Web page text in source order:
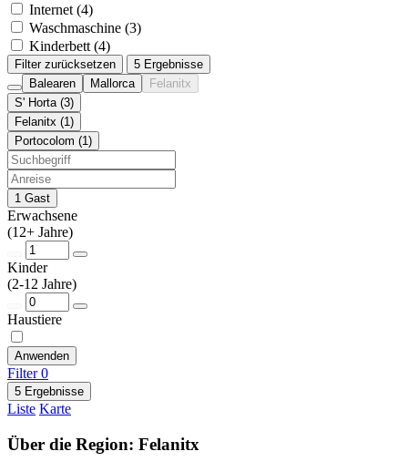
Internet (4)
Waschmaschine (3)
Kinderbett (4)
Filter zurücksetzen
5 Ergebnisse
Balearen
Mallorca
Felanitx
S' Horta (3)
Felanitx (1)
Portocolom (1)
1 Gast
Erwachsene
(12+ Jahre)
Kinder
(2-12 Jahre)
Haustiere
Anwenden
Filter0
5 Ergebnisse
Liste Karte
Über die Region: Felanitx